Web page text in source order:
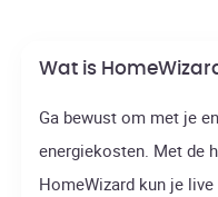
Wat is
Ga bewust om met je
energiekosten. Met de
HomeWizard kun je